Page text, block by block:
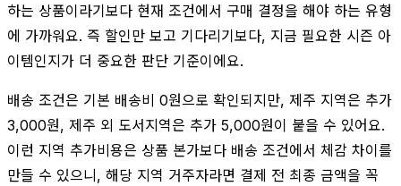
하는 상품이라기보다 현재 조건에서 구매 결정을 해야 하는 유형
에 가까워요. 즉 할인만 보고 기다리기보다, 지금 필요한 시즌 아
이템인지가 더 중요한 판단 기준이에요.
배송 조건은 기본 배송비 0원으로 확인되지만, 제주 지역은 추가
3,000원, 제주 외 도서지역은 추가 5,000원이 붙을 수 있어요.
이런 지역 추가비용은 상품 본가보다 배송 조건에서 체감 차이를
만들 수 있으니, 해당 지역 거주자라면 결제 전 최종 금액을 꼭